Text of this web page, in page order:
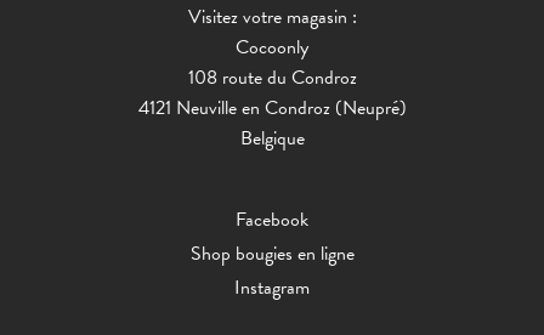
Visitez votre magasin :
Cocoonly
108 route du Condroz
4121 Neuville en Condroz (Neupré)
Belgique
Facebook
Shop bougies en ligne
Instagram